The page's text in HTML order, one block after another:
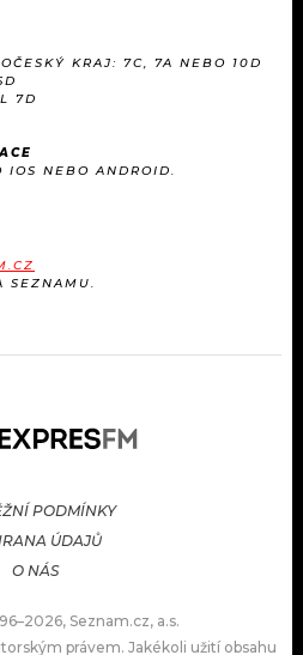
KRAJ: 7C, 7A NEBO 10D
7D
IOS NEBO ANDROID.
SEZNAMU.
PODMÍNKY
ÚDAJŮ
O NÁS
Seznam.cz, a.s.
právem. Jakékoli užití obsahu